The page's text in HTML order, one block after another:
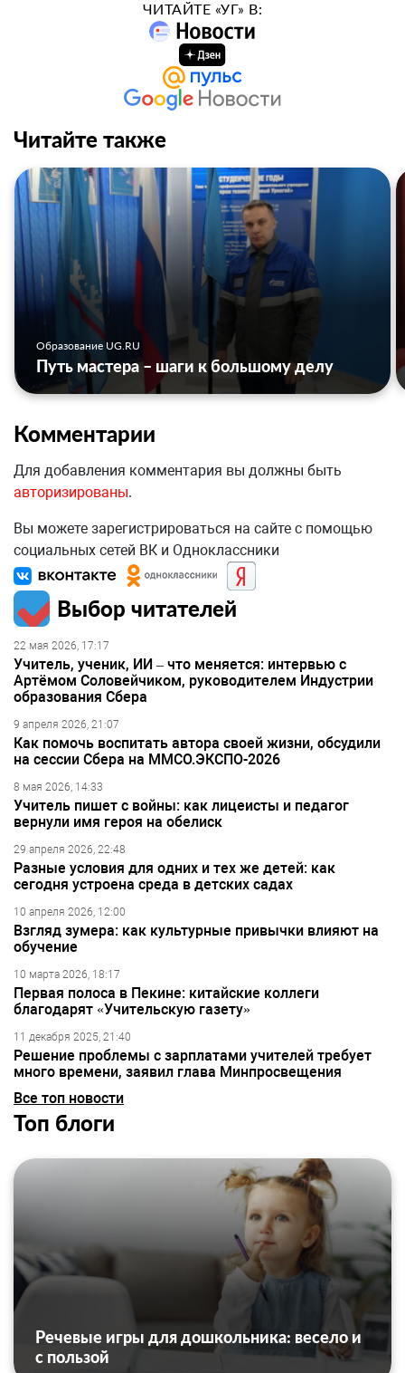
ЧИТАЙТЕ «УГ» В:
Читайте также
Образование UG.RU
Путь мастера – шаги к большому делу
Комментарии
Для добавления комментария вы должны быть
авторизированы.
Вы можете зарегистрироваться на сайте с помощью
социальных сетей ВК и Одноклассники
Выбор читателей
22 мая 2026, 17:17
Учитель, ученик, ИИ – что меняется: интервью с
Артёмом Соловейчиком, руководителем Индустрии
образования Сбера
9 апреля 2026, 21:07
Как помочь воспитать автора своей жизни, обсудили
на сессии Сбера на ММСО.ЭКСПО-2026
8 мая 2026, 14:33
Учитель пишет с войны: как лицеисты и педагог
вернули имя героя на обелиск
29 апреля 2026, 22:48
Разные условия для одних и тех же детей: как
сегодня устроена среда в детских садах
10 апреля 2026, 12:00
Взгляд зумера: как культурные привычки влияют на
обучение
10 марта 2026, 18:17
Первая полоса в Пекине: китайские коллеги
благодарят «Учительскую газету»
11 декабря 2025, 21:40
Решение проблемы с зарплатами учителей требует
много времени, заявил глава Минпросвещения
Все топ новости
Топ блоги
Речевые игры для дошкольника: весело и
с пользой